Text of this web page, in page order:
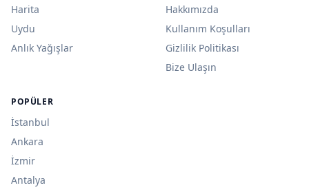
Harita
Uydu
Anlık Yağışlar
Hakkımızda
Kullanım Koşulları
Gizlilik Politikası
Bize Ulaşın
POPÜLER
İstanbul
Ankara
İzmir
Antalya